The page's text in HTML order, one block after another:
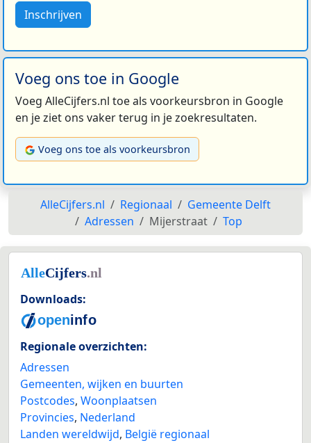
Inschrijven
Voeg ons toe in Google
Voeg AlleCijfers.nl toe als voorkeursbron in Google
en je ziet ons vaker terug in je zoekresultaten.
Voeg ons toe als voorkeursbron
AlleCijfers.nl Regionaal
Gemeente Delft
Adressen
Mijerstraat Top
Downloads:
Regionale overzichten:
Adressen
Gemeenten, wijken en buurten
Postcodes, Woonplaatsen
Provincies, Nederland
Landen wereldwijd, België regionaal